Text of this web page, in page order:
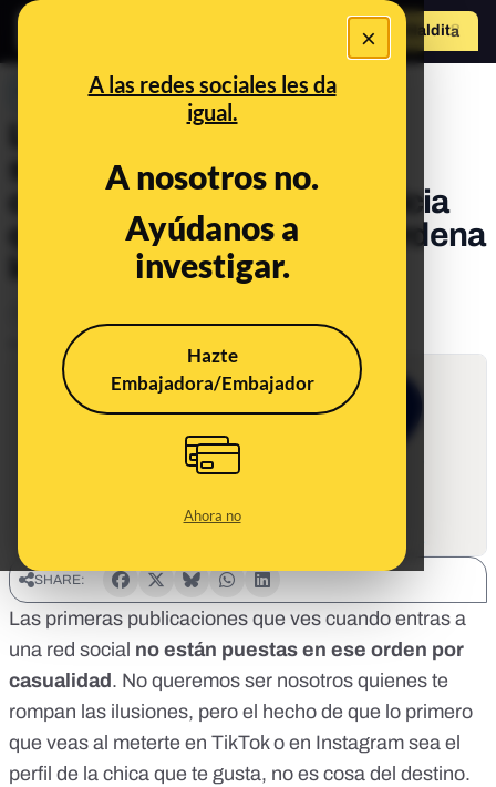
×
A las redes sociales les da
igual.
A nosotros no.
Ayúdanos a
investigar.
Hazte
Embajadora/Embajador
Ahora no
Hazte Maldito
PREBUNKING
Lo que ves en tus redes
sociales no está ahí por
casualidad: por qué es noticia
que TikTok cuente cómo ordena
los vídeos
Publicado el
SHARE:
Las primeras publicaciones que ves cuando entras a
una red social no están puestas en ese orden por
casualidad . No queremos ser nosotros quienes te
rompan las ilusiones, pero el hecho de que lo primero
que veas al meterte en TikTok o en Instagram sea el
perfil de la chica que te gusta, no es cosa del destino.